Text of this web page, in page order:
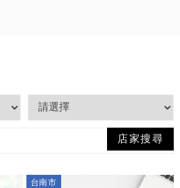
台南市